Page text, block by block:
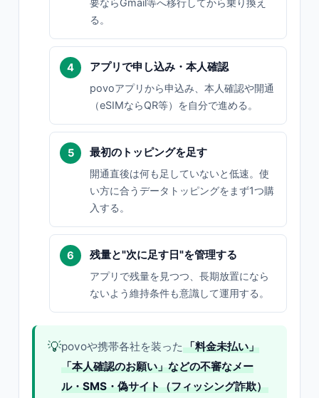
要ならGmail等へ移行してから乗り換え
る。
アプリで申し込み・本人確認
povoアプリから申込み、本人確認や開通
（eSIMならQR等）を自分で進める。
最初のトッピングを足す
開通直後は何も足していないと低速。使
い方に合うデータトッピングをまず1つ購
入する。
残量と"次に足す日"を管理する
アプリで残量を見つつ、長期放置になら
ないよう維持条件も意識して運用する。
💡povoや携帯各社を装った 「料金未払い」
「本人確認のお願い」などの不審なメー
ル・SMS・偽サイト（フィッシング詐欺）